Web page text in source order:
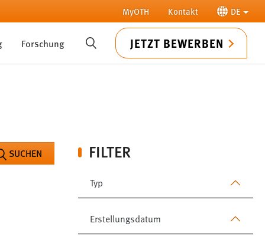
MyOTH Kontakt DE
Forschung SUCHE JETZT BEWERBEN
FILTER
Typ
Erstellungsdatum
SUCHEN